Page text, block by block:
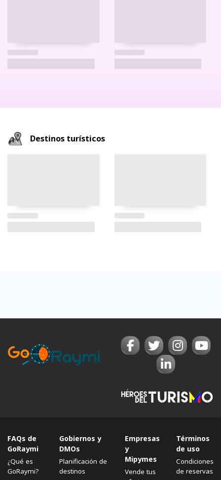
Destinos turísticos
FAQs de
GoRaymi
¿Qué es
GoRaymi?
Gobiernos y
DMOs
Planificación de
destinos
Empresas
y
Mipymes
Vende tus
Términos
de uso
Condiciones
de reservas